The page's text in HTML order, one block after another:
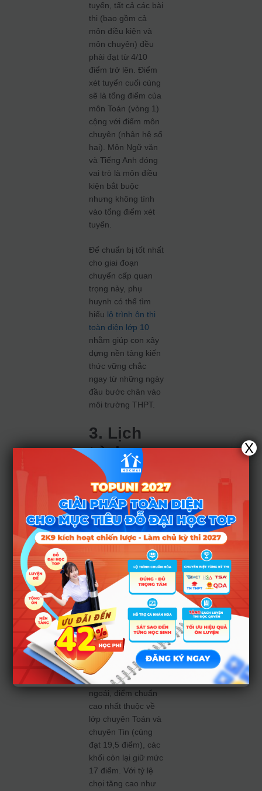
tuyển, tất cả các bài
thi (bao gồm cả
môn điều kiện và
môn chuyên) đều
phải đạt từ 4/10
điểm trở lên. Điểm
xét tuyển cuối cùng
sẽ là tổng điểm của
môn Toán (vòng 1)
cộng với điểm môn
chuyên (nhân hệ số
hai). Môn Ngữ văn
và Tiếng Anh đóng
vai trò là môn điều
kiện bắt buộc
nhưng không tính
vào tổng điểm xét
tuyển.
Để chuẩn bị tốt nhất
cho giai đoạn
chuyển cấp quan
trọng này, phụ
huynh có thể tìm
hiểu lộ trình ôn thi
toàn diện lớp 10
nhằm giúp con xây
dựng nền tảng kiến
thức vững chắc
ngay từ những ngày
đầu bước chân vào
môi trường THPT.
3. Lịch
trình
công bố
kết quả
và định
hướng
dài hạn
Theo kế hoạch,
điểm thi sẽ được
nhà trường công bố
trước ngày 16/6.
Những thí sinh
trúng tuyển dự kiến
sẽ làm thủ tục nhập
học vào đầu tháng
7. Nhìn lại năm
ngoái, điểm chuẩn
cao nhất thuộc về
lớp chuyên Toán và
chuyên Tin (cùng
đạt 19,5 điểm), các
khối còn lại giữ mức
17 điểm. Với tỷ lệ
chọi tăng cao như
X